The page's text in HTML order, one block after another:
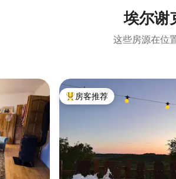
埃尔谢
这些房源在位
热门「房客推荐」
房客推荐